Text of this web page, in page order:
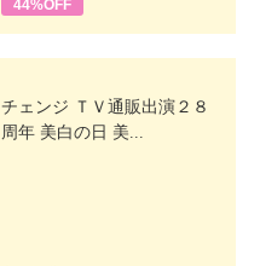
44%OFF
チェンジ ＴＶ通販出演２８
周年 美白の日 美...